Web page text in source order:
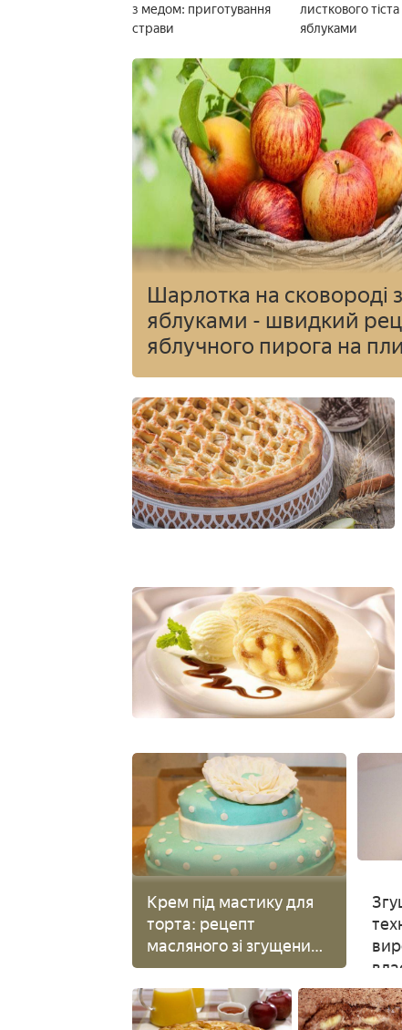
з медом: приготування
страви
листкового тіста
яблуками
Шарлотка на сковороді з
яблуками - швидкий
яблучного пирога на
покроково з фото
Крем під мастику для
торта: рецепт
масляного зі згущеним
молоком, білкового і
ганаша